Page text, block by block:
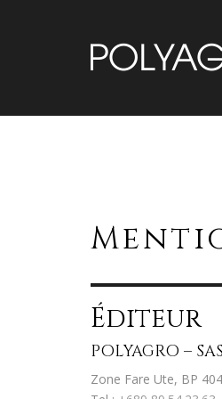
Éditeur
POLYAGRO – SAS
Zone Fare Ute, BP